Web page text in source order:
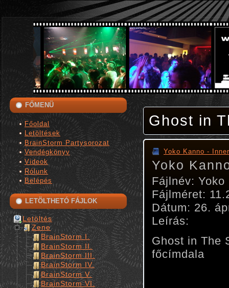
FŐMENÜ
Főoldal
Letöltések
BrainStorm Partysorozat
Vendégkönyv
Videok
Rólunk
Belépés
LETÖLTHETÓ FÁJLOK
Letöltés
Zene
BrainStorm I.
BrainStorm II.
BrainStorm III.
BrainStorm IV.
BrainStorm V.
BrainStorm VI.
Ghost in
Yoko Kanno -
Yoko
Fájlnév:
Fájlméret:
Dátum: 26.
Leírás:
Ghost in The
főcímdala